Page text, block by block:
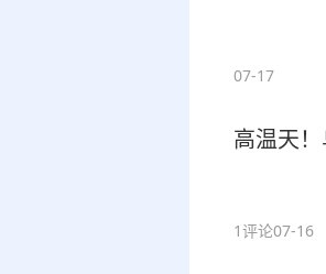
07-17
高温天
1评论07-16